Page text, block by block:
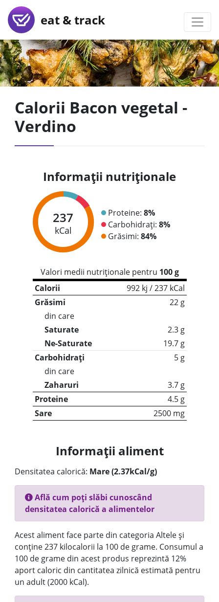
eat & track
Calorii Bacon vegetal -
Verdino
Informații nutriționale
237
kCal
Proteine: 8%
Carbohidrați: 8%
Grăsimi: 84%
Valori medii nutriționale pentru 100 g
Calorii
992 kj / 237 kCal
Grăsimi
22 g
din care
Saturate
2.3 g
Ne-Saturate
19.7 g
Carbohidrați
5 g
din care
Zaharuri
3.7 g
Proteine
4.5 g
Sare
2500 mg
Informații aliment
Densitatea calorică: Mare (2.37kCal/g)
Află cum poți slăbi cunoscând
densitatea calorică a alimentelor
Acest aliment face parte din categoria Altele și
conține 237 kilocalorii la 100 de grame. Consumul a
100 de grame din acest produs reprezintă 12%
aport caloric din cantitatea zilnică estimată pentru
un adult (2000 kCal).